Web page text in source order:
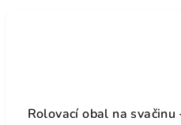
Rolovací obal na